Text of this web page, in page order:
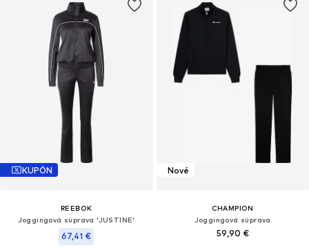
KUPÓN
REEBOK
Joggingová súprava 'JUSTINE'
67,41 €
Nové
CHAMPION
Joggingová súprava
59,90 €